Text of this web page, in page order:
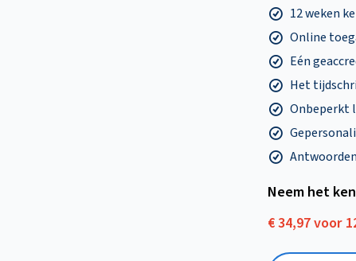
12 weken
Online
Eén
Het
Onbeperkt
Neem het
€ 34,97 voor